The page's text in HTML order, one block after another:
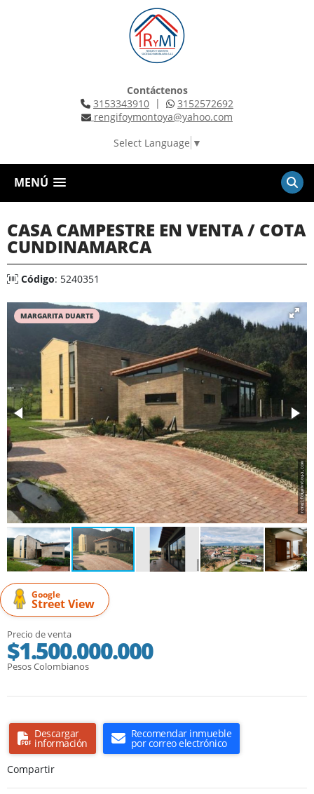
Contáctenos
3153343910 |
3152572692
rengifoymontoya@yahoo.com
Select Language ▼
MENÚ
CASA CAMPESTRE EN VENTA / COTA
CUNDINAMARCA
Código: 5240351
MARGARITA DUARTE
Google
Street View
Precio de venta
$1.500.000.000
Pesos Colombianos
Descargar
información
Recomendar inmueble
por correo electrónico
Compartir